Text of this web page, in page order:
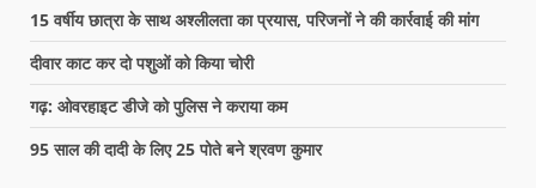
15 वर्षीय छात्रा के साथ अश्लीलता का प्रयास, परिजनों ने की कार्रवाई की मांग
दीवार काट कर दो पशुओं को किया चोरी
गढ़: ओवरहाइट डीजे को पुलिस ने कराया कम
95 साल की दादी के लिए 25 पोते बने श्रवण कुमार